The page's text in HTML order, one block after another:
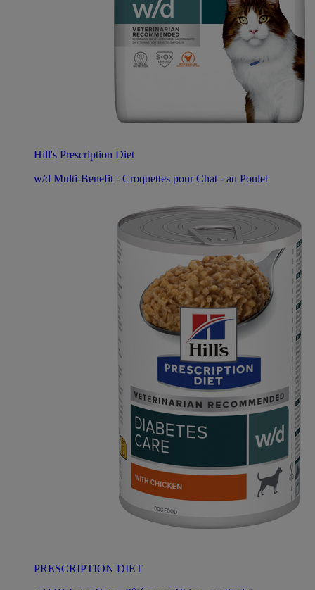
Hill's Prescription Diet
w/d Multi-Benefit - Croquettes pour Chat - au Poulet
PRESCRIPTION DIET